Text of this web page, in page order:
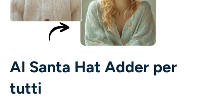
AI Santa Hat Adder per
tutti